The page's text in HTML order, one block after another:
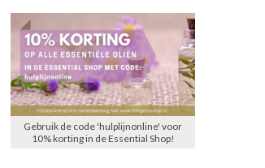
Gebruik de code 'hulplijnonline' voor
10% korting in de Essential Shop!